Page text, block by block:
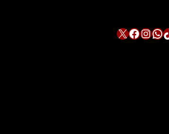
X Facebook InstagramWhatsApp TikTok